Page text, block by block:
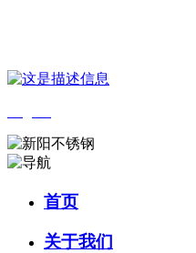
首页
关于我们